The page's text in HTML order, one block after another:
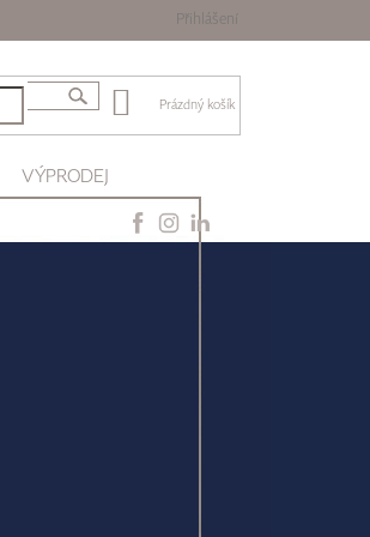
Přihlášení
Prázdný košík
VÝPRODEJ